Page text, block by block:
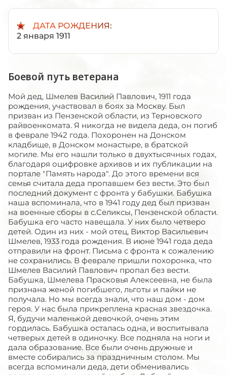
ДАТА РОЖДЕНИЯ:
2 января 1911
Боевой путь ветерана
Мой дед, Шмелев Василий Павлович, 1911 года
рождения, участвовал в боях за Москву. Был
призван из Пензенской области, из Терновского
райвоенкомата. Я никогда не видела деда, он погиб
в феврале 1942 года. Похоронен на Донском
кладбище, в Донском монастыре, в братской
могиле. Мы его нашли только в двухтысячных годах,
благодаря оцифровке архивов и их публикации на
портале "Память народа". До этого времени вся
семья считала деда пропавшем без вести. Это был
последний документ с фронта у бабушки. Бабушка
наша вспоминала, что в 1941 году дед был призван
на военные сборы в с.Селиксы, Пензенской области.
Бабушка его часто навещала. У них было четверо
детей. Один из них - мой отец, Виктор Васильевич
Шмелев, 1933 года рождения. В июне 1941 года деда
отправили на фронт. Письма с фронта к сожалению
не сохранились. В феврале пришли похоронка, что
Шмелев Василий Павлович пропал без вести.
Бабушка, Шмелева Прасковья Алексеевна, не была
признана женой погибшего, льготы и пайки не
получала. Но мы всегда знали, что наш дом - дом
героя. У нас была прикреплена красная звездочка.
Я, будучи маленькой девочкой, очень этим
гордилась. Бабушка осталась одна, и воспитывала
четверых детей в одиночку. Все подняла на ноги и
дала образование. Все были очень дружные и
вместе собирались за праздничным столом. Мы
всегда вспоминали деда, дети обменивались